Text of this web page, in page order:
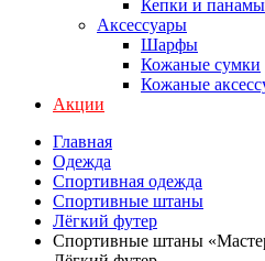
Кепки и панамы
Аксессуары
Шарфы
Кожаные сумки
Кожаные
Акции
Главная
Одежда
Спортивная одежда
Спортивные штаны
Лёгкий футер
Спортивные штаны